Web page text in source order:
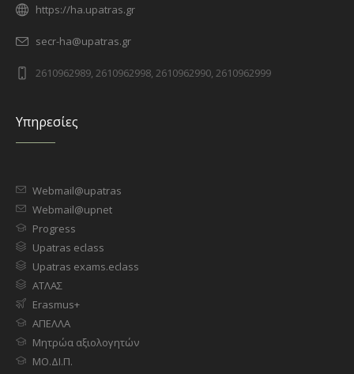
https://ha.upatras.gr
secr-ha@upatras.gr
2610962989, 2610962998, 2610962990, 2610962999
Υπηρεσίες
Webmail@upatras
Webmail@upnet
Progress
Upatras eclass
Upatras exams.eclass
ΑΤΛΑΣ
Erasmus+
ΑΠΕΛΛΑ
Μητρώα αξιολογητών
ΜΟ.ΔΙ.Π.